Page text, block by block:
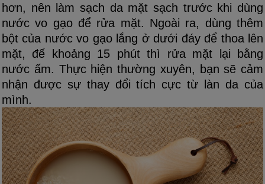
hơn, nên làm sạch da mặt sạch trước khi dùng
nước vo gạo để rửa mặt. Ngoài ra, dùng thêm
bột của nước vo gạo lắng ở dưới đáy để thoa lên
mặt, để khoảng 15 phút thì rửa mặt lại bằng
nước ấm. Thực hiện thường xuyên, bạn sẽ cảm
nhận được sự thay đổi tích cực từ làn da của
mình.